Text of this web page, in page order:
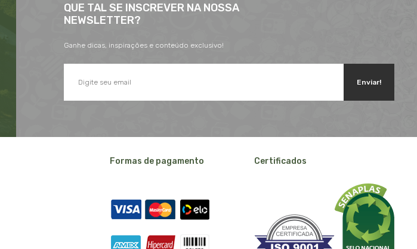
QUE TAL SE INSCREVER NA NOSSA
NEWSLETTER?
Ganhe dicas, inspirações e conteúdo exclusivo!
Enviar!
Formas de pagamento Certificados